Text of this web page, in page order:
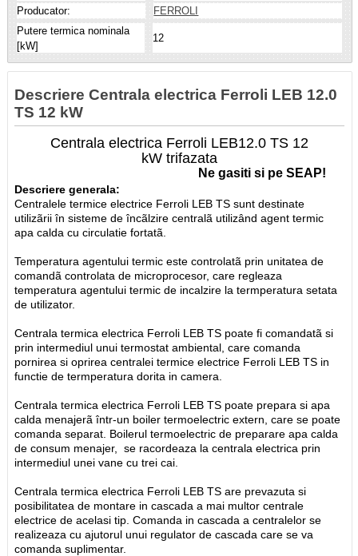
Producator:
FERROLI
Putere termica nominala
[kW]
12
Descriere Centrala electrica Ferroli LEB 12.0
TS 12 kW
Centrala electrica Ferroli LEB12.0 TS 12
kW trifazata
Ne gasiti si pe SEAP!
Descriere generala:
Centralele termice electrice Ferroli LEB TS sunt destinate
utilizãrii în sisteme de încãlzire centralã utilizând agent termic
apa calda cu circulatie fortatã.
Temperatura agentului termic este controlatã prin unitatea de
comandã controlata de microprocesor, care regleaza
temperatura agentului termic de incalzire la termperatura setata
de utilizator.
Centrala termica electrica Ferroli LEB TS poate fi comandatã si
prin intermediul unui termostat ambiental, care comanda
pornirea si oprirea centralei termice electrice Ferroli LEB TS in
functie de termperatura dorita in camera.
Centrala termica electrica Ferroli LEB TS poate prepara si apa
calda menajerã într-un boiler termoelectric extern, care se poate
comanda separat. Boilerul termoelectric de preparare apa calda
de consum menajer, se racordeaza la centrala electrica prin
intermediul unei vane cu trei cai.
Centrala termica electrica Ferroli LEB TS are prevazuta si
posibilitatea de montare in cascada a mai multor centrale
electrice de acelasi tip. Comanda in cascada a centralelor se
realizeaza cu ajutorul unui regulator de cascada care se va
comanda suplimentar.